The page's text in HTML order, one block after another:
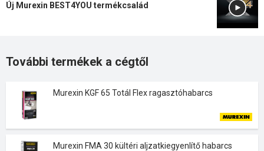
Új Murexin BEST4YOU termékcsalád
További termékek a cégtől
Murexin KGF 65 Totál Flex ragasztóhabarcs
Murexin FMA 30 kültéri aljzatkiegyenlítő habarcs